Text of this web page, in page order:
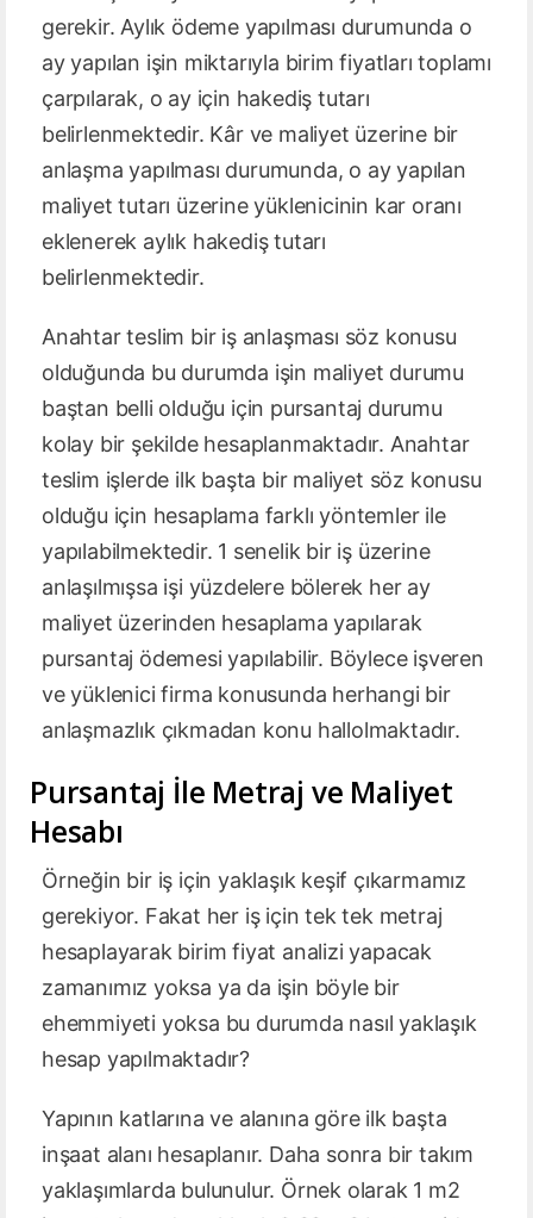
gerekir. Aylık ödeme yapılması durumunda o
ay yapılan işin miktarıyla birim fiyatları toplamı
çarpılarak, o ay için hakediş tutarı
belirlenmektedir. Kâr ve maliyet üzerine bir
anlaşma yapılması durumunda, o ay yapılan
maliyet tutarı üzerine yüklenicinin kar oranı
eklenerek aylık hakediş tutarı
belirlenmektedir.
Anahtar teslim bir iş anlaşması söz konusu
olduğunda bu durumda işin maliyet durumu
baştan belli olduğu için pursantaj durumu
kolay bir şekilde hesaplanmaktadır. Anahtar
teslim işlerde ilk başta bir maliyet söz konusu
olduğu için hesaplama farklı yöntemler ile
yapılabilmektedir. 1 senelik bir iş üzerine
anlaşılmışsa işi yüzdelere bölerek her ay
maliyet üzerinden hesaplama yapılarak
pursantaj ödemesi yapılabilir. Böylece işveren
ve yüklenici firma konusunda herhangi bir
anlaşmazlık çıkmadan konu hallolmaktadır.
Pursantaj İle Metraj ve Maliyet
Hesabı
Örneğin bir iş için yaklaşık keşif çıkarmamız
gerekiyor. Fakat her iş için tek tek metraj
hesaplayarak birim fiyat analizi yapacak
zamanımız yoksa ya da işin böyle bir
ehemmiyeti yoksa bu durumda nasıl yaklaşık
hesap yapılmaktadır?
Yapının katlarına ve alanına göre ilk başta
inşaat alanı hesaplanır. Daha sonra bir takım
yaklaşımlarda bulunulur. Örnek olarak 1 m2